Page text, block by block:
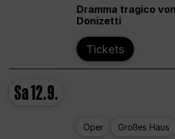
Dramma tragico
Donizetti
Tickets
Sa12.9.
Oper Großes Haus